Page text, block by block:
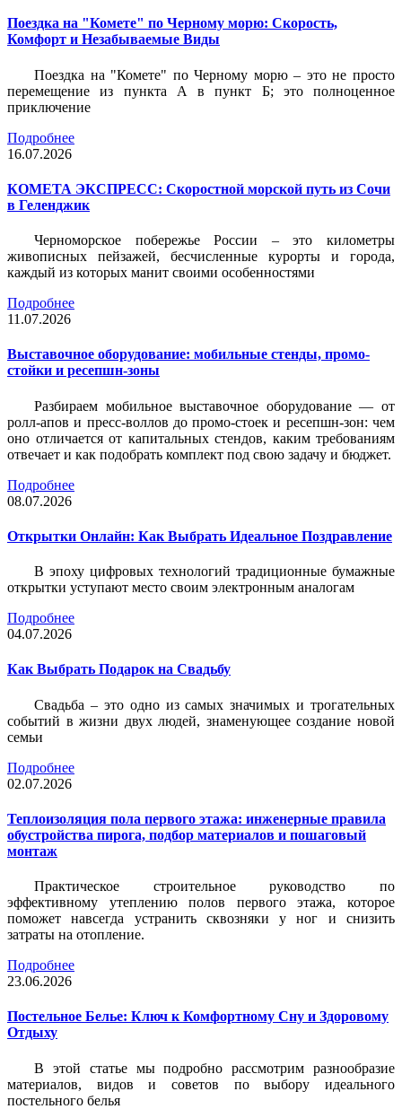
Поездка на "Комете" по Черному морю: Скорость,
Комфорт и Незабываемые Виды
Поездка на "Комете" по Черному морю – это не просто
перемещение из пункта А в пункт Б; это полноценное
приключение
Подробнее
16.07.2026
КОМЕТА ЭКСПРЕСС: Скоростной морской путь из Сочи
в Геленджик
Черноморское побережье России – это километры
живописных пейзажей, бесчисленные курорты и города,
каждый из которых манит своими особенностями
Подробнее
11.07.2026
Выставочное оборудование: мобильные стенды, промо-
стойки и ресепшн-зоны
Разбираем мобильное выставочное оборудование — от
ролл-апов и пресс-воллов до промо-стоек и ресепшн-зон: чем
оно отличается от капитальных стендов, каким требованиям
отвечает и как подобрать комплект под свою задачу и бюджет.
Подробнее
08.07.2026
Открытки Онлайн: Как Выбрать Идеальное Поздравление
В эпоху цифровых технологий традиционные бумажные
открытки уступают место своим электронным аналогам
Подробнее
04.07.2026
Как Выбрать Подарок на Свадьбу
Свадьба – это одно из самых значимых и трогательных
событий в жизни двух людей, знаменующее создание новой
семьи
Подробнее
02.07.2026
Теплоизоляция пола первого этажа: инженерные правила
обустройства пирога, подбор материалов и пошаговый
монтаж
Практическое строительное руководство по
эффективному утеплению полов первого этажа, которое
поможет навсегда устранить сквозняки у ног и снизить
затраты на отопление.
Подробнее
23.06.2026
Постельное Белье: Ключ к Комфортному Сну и Здоровому
Отдыху
В этой статье мы подробно рассмотрим разнообразие
материалов, видов и советов по выбору идеального
постельного белья